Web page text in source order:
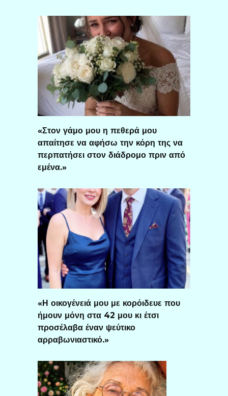
«Στον γάμο μου η πεθερά μου
απαίτησε να αφήσω την κόρη της να
περπατήσει στον διάδρομο πριν από
εμένα.»
«Η οικογένειά μου με κορόιδευε που
ήμουν μόνη στα 42 μου κι έτσι
προσέλαβα έναν ψεύτικο
αρραβωνιαστικό.»